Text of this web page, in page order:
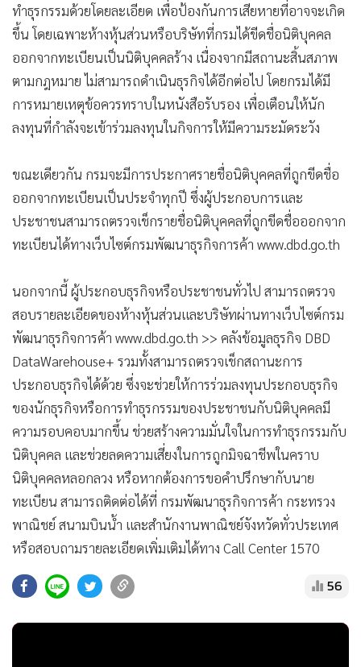
ทำธุรกรรมด้วยโดยละเอียด เพื่อป้องกันการเสียหายที่อาจจะเกิด
ขึ้น โดยเฉพาะห้างหุ้นส่วนหรือบริษัทที่กรมได้ขีดชื่อนิติบุคคล
ออกจากทะเบียนเป็นนิติบุคคลร้าง เนื่องจากมีสถานะสิ้นสภาพ
ตามกฎหมาย ไม่สามารถดำเนินธุรกิจได้อีกต่อไป โดยกรมได้มี
การหมายเหตุข้อควรทราบในหนังสือรับรอง เพื่อเตือนให้นัก
ลงทุนที่กำลังจะเข้าร่วมลงทุนในกิจการให้มีความระมัดระวัง
ขณะเดียวกัน กรมจะมีการประกาศรายชื่อนิติบุคคลที่ถูกขีดชื่อ
ออกจากทะเบียนเป็นประจำทุกปี ซึ่งผู้ประกอบการและ
ประชาชนสามารถตรวจเช็กรายชื่อนิติบุคคลที่ถูกขีดชื่อออกจาก
ทะเบียนได้ทางเว็บไซต์กรมพัฒนาธุรกิจการค้า www.dbd.go.th
นอกจากนี้ ผู้ประกอบธุรกิจหรือประชาชนทั่วไป สามารถตรวจ
สอบรายละเอียดของห้างหุ้นส่วนและบริษัทผ่านทางเว็บไซต์กรม
พัฒนาธุรกิจการค้า www.dbd.go.th >> คลังข้อมูลธุรกิจ DBD
DataWarehouse+ รวมทั้งสามารถตรวจเช็กสถานะการ
ประกอบธุรกิจได้ด้วย ซึ่งจะช่วยให้การร่วมลงทุนประกอบธุรกิจ
ของนักธุรกิจหรือการทำธุรกรรมของประชาชนกับนิติบุคคลมี
ความรอบคอบมากขึ้น ช่วยสร้างความมั่นใจในการทำธุรกรรมกับ
นิติบุคคล และช่วยลดความเสี่ยงในการถูกมิจฉาชีพในคราบ
นิติบุคคลหลอกลวง หรือหากต้องการขอคำปรึกษากับนาย
ทะเบียน สามารถติดต่อได้ที่ กรมพัฒนาธุรกิจการค้า กระทรวง
พาณิชย์ สนามบินน้ำ และสำนักงานพาณิชย์จังหวัดทั่วประเทศ
หรือสอบถามรายละเอียดเพิ่มเติมได้ทาง Call Center 1570
56